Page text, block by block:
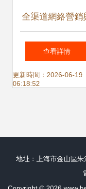
全渠道網絡營銷
網絡設備銷售 品
排行榜與十大商
查看詳情
更新時間：2026-06-19
06:18:52
地址：上海市金山區朱